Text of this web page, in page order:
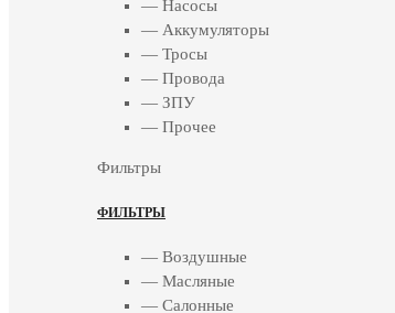
— Насосы
— Аккумуляторы
— Тросы
— Провода
— ЗПУ
— Прочее
Фильтры
ФИЛЬТРЫ
— Воздушные
— Масляные
— Салонные